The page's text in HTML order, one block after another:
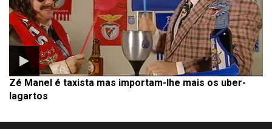
Zé Manel é taxista mas importam-lhe mais os uber-
lagartos